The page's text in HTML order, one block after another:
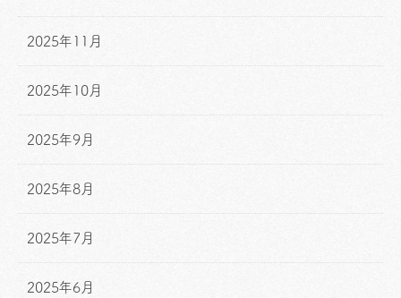
2025年11月
2025年10月
2025年9月
2025年8月
2025年7月
2025年6月